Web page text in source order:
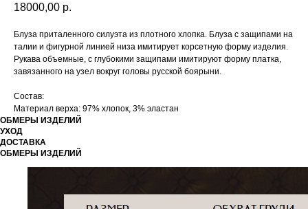
18000,00 р.
Блуза приталенного силуэта из плотного хлопка. Блуза с защипами на
талии и фигурной линией низа имитирует корсетную форму изделия.
Рукава объемные, с глубокими защипами имитируют форму платка,
завязанного на узел вокруг головы русской боярыни.
Состав:
Материал верха: 97% хлопок, 3% эластан
ОБМЕРЫ ИЗДЕЛИЙ
УХОД
ДОСТАВКА
ОБМЕРЫ ИЗДЕЛИЙ